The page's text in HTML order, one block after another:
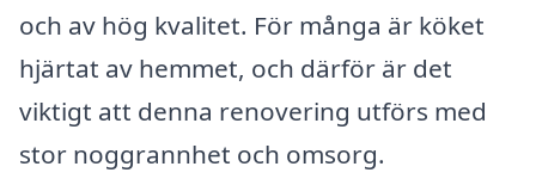
och av hög kvalitet. För många är köket
hjärtat av hemmet, och därför är det
viktigt att denna renovering utförs med
stor noggrannhet och omsorg.